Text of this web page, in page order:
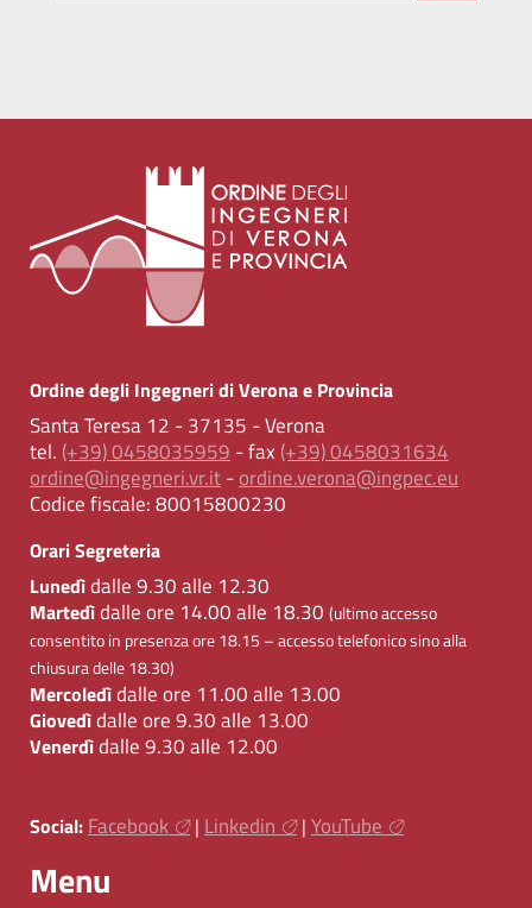
Ordine degli Ingegneri di Verona e Provincia
Santa Teresa 12 - 37135 - Verona
tel. (+39) 0458035959 - fax (+39) 0458031634
ordine@ingegneri.vr.it-ordine.verona@ingpec.eu
Codice fiscale:80015800230
Orari Segreteria
Lunedìdalle 9.30 alle 12.30
Martedìdalle ore 14.00 alle 18.30 (ultimo accesso
consentito in presenza ore 18.15 – accesso telefonico sino alla
chiusura delle 18.30)
Mercoledìdalle ore 11.00 alle 13.00
Giovedìdalle ore 9.30 alle 13.00
Venerdìdalle 9.30 alle 12.00
Social: Facebook | Linkedin | YouTube
Menu